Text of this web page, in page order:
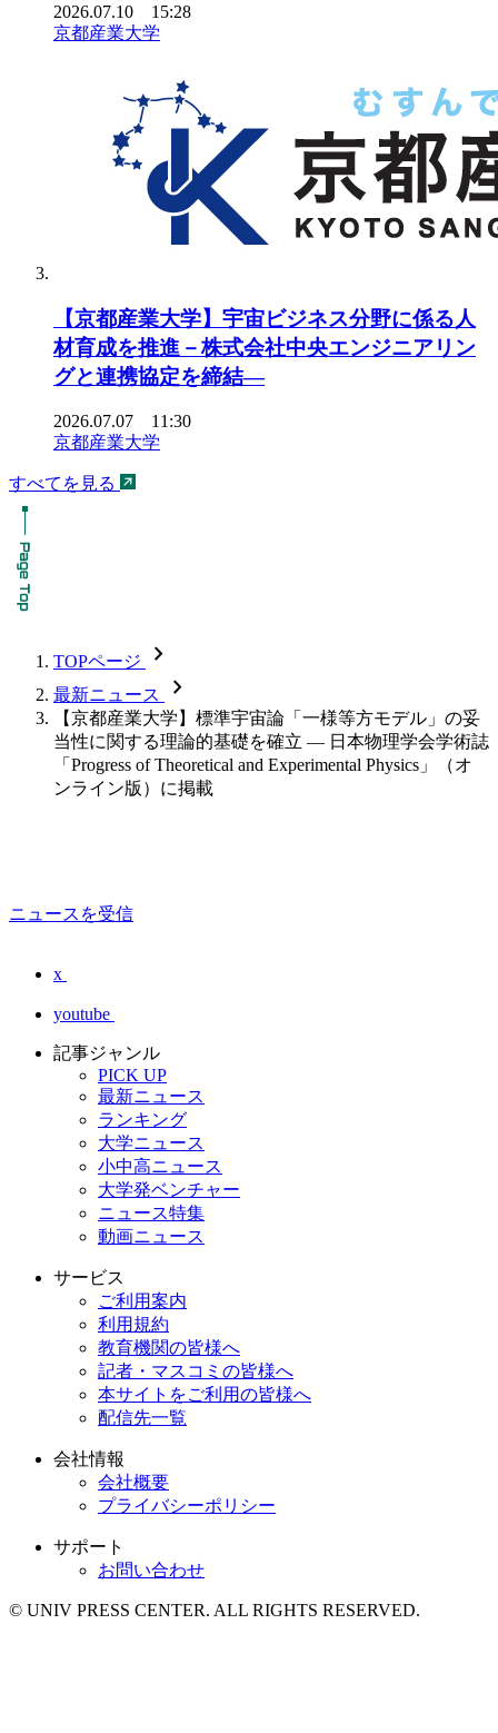
2026.07.10 15:28
京都産業大学
【京都産業大学】宇宙ビジネス分野に係る人
材育成を推進－株式会社中央エンジニアリン
グと連携協定を締結―
2026.07.07 11:30
京都産業大学
すべてを見る
TOPページ chevron_forward
最新ニュース chevron_forward
【京都産業大学】標準宇宙論「一様等方モデル」の妥
当性に関する理論的基礎を確立 — 日本物理学会学術誌
「Progress of Theoretical and Experimental Physics」（オ
ンライン版）に掲載
ニュースを受信
x
youtube
記事ジャンル
PICK UP
最新ニュース
ランキング
大学ニュース
小中高ニュース
大学発ベンチャー
ニュース特集
動画ニュース
サービス
ご利用案内
利用規約
教育機関の皆様へ
記者・マスコミの皆様へ
本サイトをご利用の皆様へ
配信先一覧
会社情報
会社概要
プライバシーポリシー
サポート
お問い合わせ
© UNIV PRESS CENTER. ALL RIGHTS RESERVED.